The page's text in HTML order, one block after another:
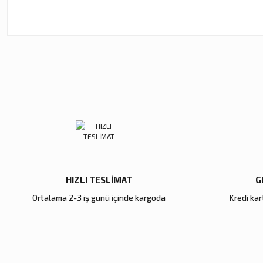
Bu ürüne benzer farklı alternatifler olmalı.
HIZLI TESLİMAT
Ortalama 2-3 iş günü içinde kargoda
Kredi